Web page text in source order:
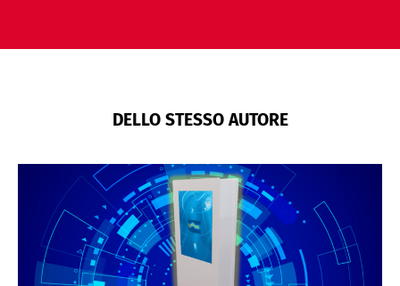
DELLO STESSO AUTORE